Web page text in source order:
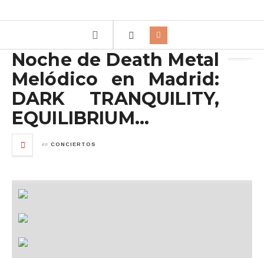
Noche de Death Metal
Melódico en Madrid:
DARK TRANQUILITY,
EQUILIBRIUM…
en CONCIERTOS